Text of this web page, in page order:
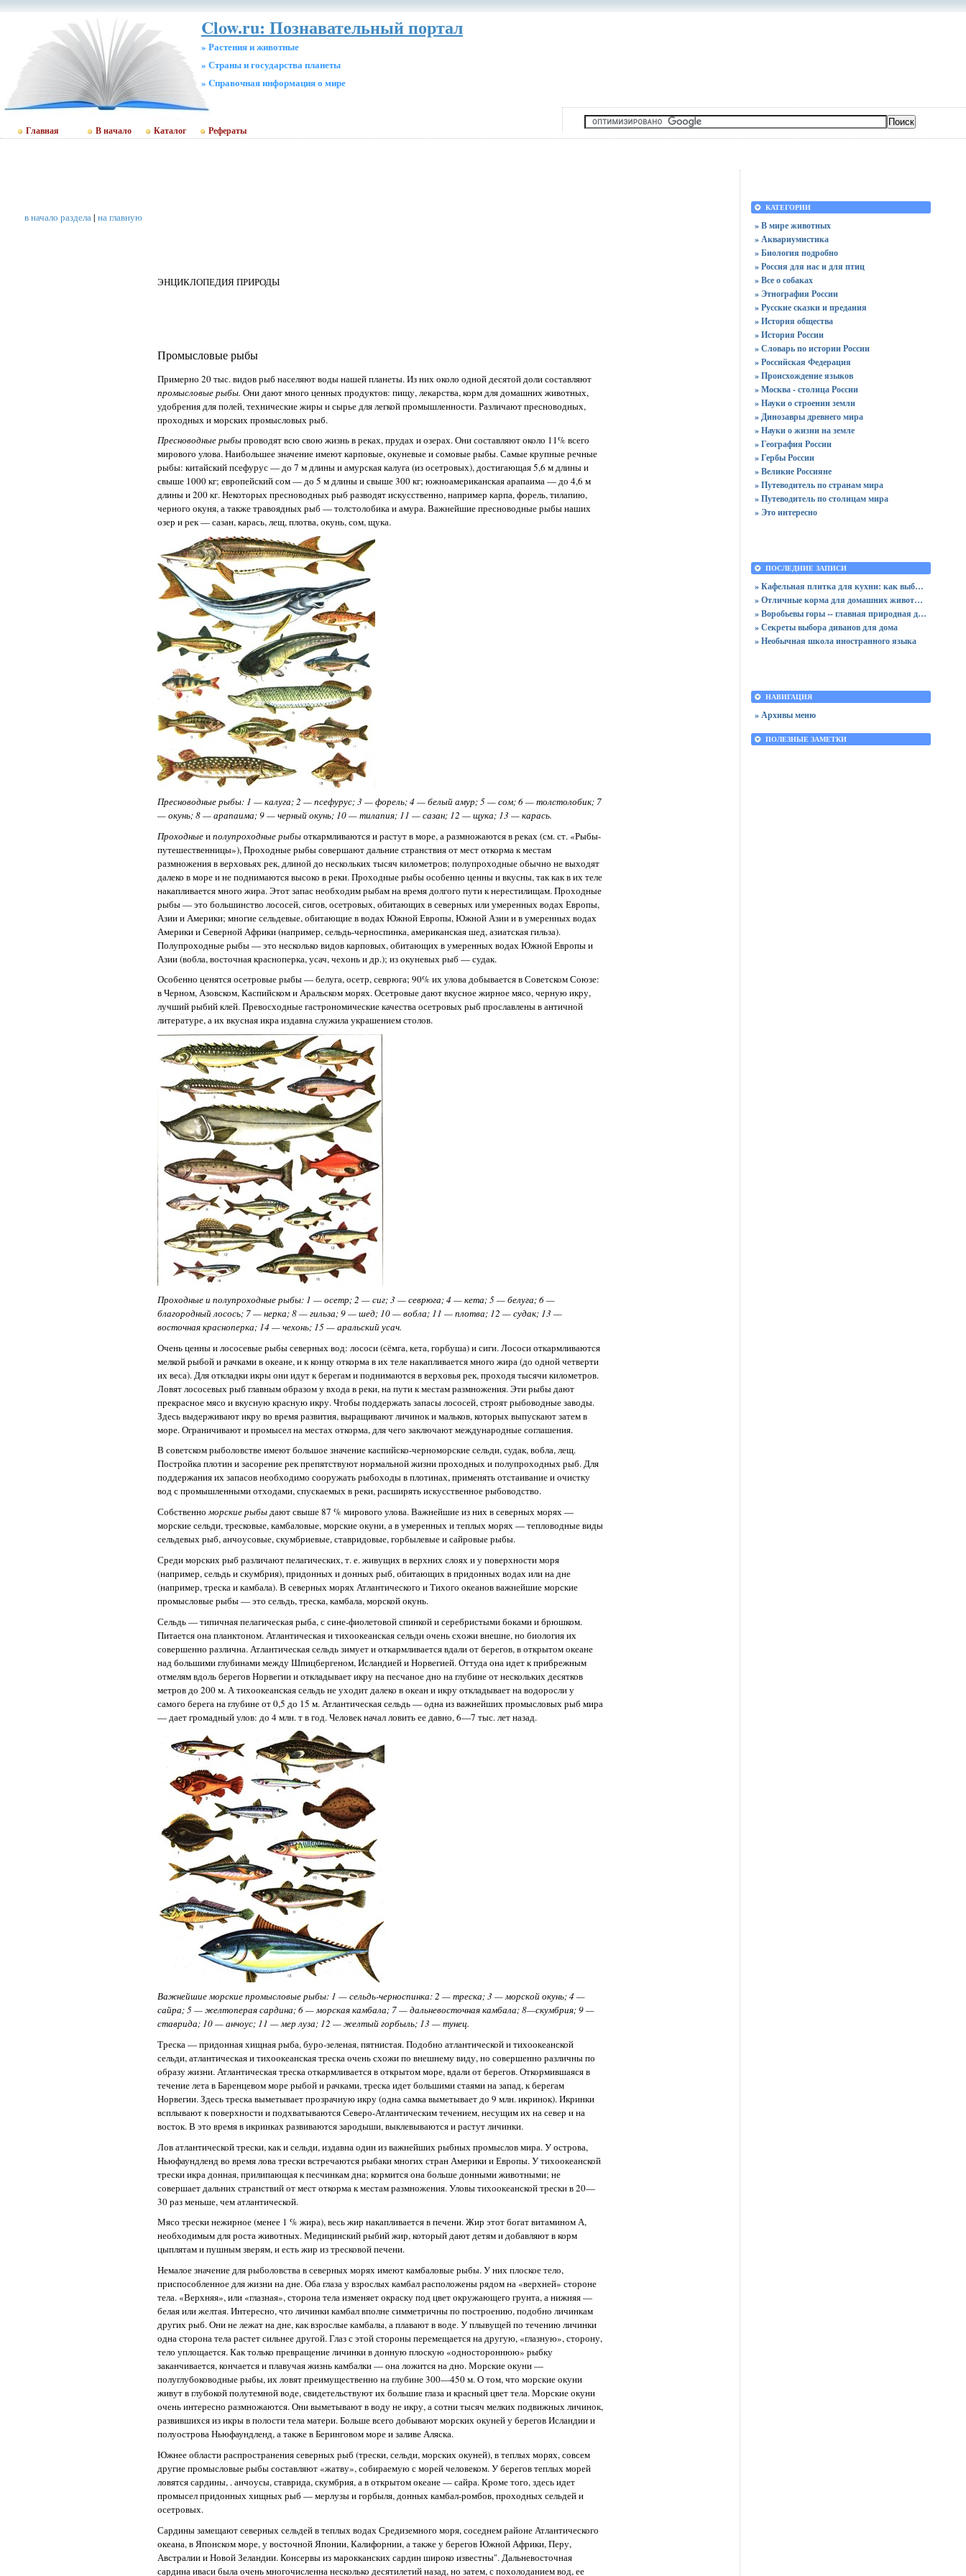
Clow.ru: Познавательный портал
» Растения и животные
» Страны и государства планеты
» Cправочная информация о мире
Главная В начало Каталог Рефераты
в начало раздела| на главную
ЭНЦИКЛОПЕДИЯ ПРИРОДЫ
Промысловые рыбы
Примерно 20 тыс. видов рыб населяют воды нашей планеты. Из них около одной десятой доли составляют
промысловые рыбы. Они дают много ценных продуктов: пищу, лекарства, корм для домашних животных,
удобрения для полей, технические жиры и сырье для легкой промышленности. Различают пресноводных,
проходных и морских промысловых рыб.
Пресноводные рыбыпроводят всю свою жизнь в реках, прудах и озерах. Они составляют около 11% всего
мирового улова. Наибольшее значение имеют карповые, окуневые и сомовые рыбы. Самые крупные речные
рыбы: китайский псефурус — до 7 м длины и амурская калуга (из осетровых), достигающая 5,6 м длины и
свыше 1000 кг; европейский сом — до 5 м длины и свыше 300 кг; южноамериканская арапаима — до 4,6 м
длины и 200 кг. Некоторых пресноводных рыб разводят искусственно, например карпа, форель, тилапию,
черного окуня, а также травоядных рыб — толстолобика и амура. Важнейшие пресноводные рыбы наших
озер и рек — сазан, карась, лещ, плотва, окунь, сом, щука.
Пресноводные рыбы: 1 — калуга; 2 — псефурус; 3 — форель; 4 — белый амур; 5 — сом; 6 — толстолобик; 7
— окунь; 8 — арапаима; 9 — черный окунь; 10 — тилапия; 11 — сазан; 12 — щука; 13 — карась.
Проходныеиполупроходные рыбыоткармливаются и растут в море, а размножаются в реках (см. ст. «Рыбы-
путешественницы»), Проходные рыбы совершают дальние странствия от мест откорма к местам
размножения в верховьях рек, длиной до нескольких тысяч километров; полупроходные обычно не выходят
далеко в море и не поднимаются высоко в реки. Проходные рыбы особенно ценны и вкусны, так как в их теле
накапливается много жира. Этот запас необходим рыбам на время долгого пути к нерестилищам. Проходные
рыбы — это большинство лососей, сигов, осетровых, обитающих в северных или умеренных водах Европы,
Азии и Америки; многие сельдевые, обитающие в водах Южной Европы, Южной Азии и в умеренных водах
Америки и Северной Африки (например, сельдь-черноспинка, американская шед, азиатская гильза).
Полупроходные рыбы — это несколько видов карповых, обитающих в умеренных водах Южной Европы и
Азии (вобла, восточная красноперка, усач, чехонь и др.); из окуневых рыб — судак.
Особенно ценятся осетровые рыбы — белуга, осетр, севрюга; 90% их улова добывается в Советском Союзе:
в Черном, Азовском, Каспийском и Аральском морях. Осетровые дают вкусное жирное мясо, черную икру,
лучший рыбий клей. Превосходные гастрономические качества осетровых рыб прославлены в античной
литературе, а их вкусная икра издавна служила украшением столов.
Проходные и полупроходные рыбы: 1 — осетр; 2 — сиг; 3 — севрюга; 4 — кета; 5 — белуга; 6 —
благородный лосось; 7 — нерка; 8 — гильза; 9 — шед; 10 — вобла; 11 — плотва; 12 — судак; 13 —
восточная красноперка; 14 — чехонь; 15 — аральский усач.
Очень ценны и лососевые рыбы северных вод: лососи (сёмга, кета, горбуша) и сиги. Лососи откармливаются
мелкой рыбой и рачками в океане, и к концу откорма в их теле накапливается много жира (до одной четверти
их веса). Для откладки икры они идут к берегам и поднимаются в верховья рек, проходя тысячи километров.
Ловят лососевых рыб главным образом у входа в реки, на пути к местам размножения. Эти рыбы дают
прекрасное мясо и вкусную красную икру. Чтобы поддержать запасы лососей, строят рыбоводные заводы.
Здесь выдерживают икру во время развития, выращивают личинок и мальков, которых выпускают затем в
море. Ограничивают и промысел на местах откорма, для чего заключают международные соглашения.
В советском рыболовстве имеют большое значение каспийско-черноморские сельди, судак, вобла, лещ.
Постройка плотин и засорение рек препятствуют нормальной жизни проходных и полупроходных рыб. Для
поддержания их запасов необходимо сооружать рыбоходы в плотинах, применять отстаивание и очистку
вод с промышленными отходами, спускаемых в реки, расширять искусственное рыбоводство.
Собственноморские рыбыдают свыше 87 % мирового улова. Важнейшие из них в северных морях —
морские сельди, тресковые, камбаловые, морские окуни, а в умеренных и теплых морях — тепловодные виды
сельдевых рыб, анчоусовые, скумбриевые, ставридовые, горбылевые и сайровые рыбы.
Среди морских рыб различают пелагических, т. е. живущих в верхних слоях и у поверхности моря
(например, сельдь и скумбрия), придонных и донных рыб, обитающих в придонных водах или на дне
(например, треска и камбала). В северных морях Атлантического и Тихого океанов важнейшие морские
промысловые рыбы — это сельдь, треска, камбала, морской окунь.
Сельдь — типичная пелагическая рыба, с сине-фиолетовой спинкой и серебристыми боками и брюшком.
Питается она планктоном. Атлантическая и тихоокеанская сельди очень схожи внешне, но биология их
совершенно различна. Атлантическая сельдь зимует и откармливается вдали от берегов, в открытом океане
над большими глубинами между Шпицбергеном, Исландией и Норвегией. Оттуда она идет к прибрежным
отмелям вдоль берегов Норвегии и откладывает икру на песчаное дно на глубине от нескольких десятков
метров до 200 м. А тихоокеанская сельдь не уходит далеко в океан и икру откладывает на водоросли у
самого берега на глубине от 0,5 до 15 м. Атлантическая сельдь — одна из важнейших промысловых рыб мира
— дает громадный улов: до 4 млн. т в год. Человек начал ловить ее давно, 6—7 тыс. лет назад.
Важнейшие морские промысловые рыбы: 1 — сельдь-черноспинка: 2 — треска; 3 — морской окунь; 4 —
сайра; 5 — желтоперая сардина; 6 — морская камбала; 7 — дальневосточная камбала; 8—скумбрия; 9 —
ставрида; 10 — анчоус; 11 — мер луза; 12 — желтый горбыль; 13 — тунец.
Треска — придонная хищная рыба, буро-зеленая, пятнистая. Подобно атлантической и тихоокеанской
сельди, атлантическая и тихоокеанская треска очень схожи по внешнему виду, но совершенно различны по
образу жизни. Атлантическая треска откармливается в открытом море, вдали от берегов. Откормившаяся в
течение лета в Баренцевом море рыбой и рачками, треска идет большими стаями на запад, к берегам
Норвегии. Здесь треска выметывает прозрачную икру (одна самка выметывает до 9 млн. икринок). Икринки
всплывают к поверхности и подхватываются Северо-Атлантическим течением, несущим их на север и на
восток. В это время в икринках развиваются зародыши, выклевываются и растут личинки.
Лов атлантической трески, как и сельди, издавна один из важнейших рыбных промыслов мира. У острова,
Ньюфаундленд во время лова трески встречаются рыбаки многих стран Америки и Европы. У тихоокеанской
трески икра донная, прилипающая к песчинкам дна; кормится она больше донными животными; не
совершает дальних странствий от мест откорма к местам размножения. Уловы тихоокеанской трески в 20—
30 раз меньше, чем атлантической.
Мясо трески нежирное (менее 1 % жира), весь жир накапливается в печени. Жир этот богат витамином А,
необходимым для роста животных. Медицинский рыбий жир, который дают детям и добавляют в корм
цыплятам и пушным зверям, и есть жир из тресковой печени.
Немалое значение для рыболовства в северных морях имеют камбаловые рыбы. У них плоское тело,
приспособленное для жизни на дне. Оба глаза у взрослых камбал расположены рядом на «верхней» стороне
тела. «Верхняя», или «глазная», сторона тела изменяет окраску под цвет окружающего грунта, а нижняя —
белая или желтая. Интересно, что личинки камбал вполне симметричны по построению, подобно личинкам
других рыб. Они не лежат на дне, как взрослые камбалы, а плавают в воде. У плывущей по течению личинки
одна сторона тела растет сильнее другой. Глаз с этой стороны перемещается на другую, «глазную», сторону,
тело уплощается. Как только превращение личинки в донную плоскую «одностороннюю» рыбку
заканчивается, кончается и плавучая жизнь камбалки — она ложится на дно. Морские окуни —
полуглубоководные рыбы, их ловят преимущественно на глубине 300—450 м. О том, что морские окуни
живут в глубокой полутемной воде, свидетельствуют их большие глаза и красный цвет тела. Морские окуни
очень интересно размножаются. Они выметывают в воду не икру, а сотни тысяч мелких подвижных личинок,
развившихся из икры в полости тела матери. Больше всего добывают морских окуней у берегов Исландии и
полуострова Ньюфаундленд, а также в Беринговом море и заливе Аляска.
Южнее области распространения северных рыб (трески, сельди, морских окуней), в теплых морях, совсем
другие промысловые рыбы составляют «жатву», собираемую с морей человеком. У берегов теплых морей
ловятся сардины, . анчоусы, ставрида, скумбрия, а в открытом океане — сайра. Кроме того, здесь идет
промысел придонных хищных рыб — мерлузы и горбыля, донных камбал-ромбов, проходных сельдей и
осетровых.
Сардины замещают северных сельдей в теплых водах Средиземного моря, соседнем районе Атлантического
океана, в Японском море, у восточной Японии, Калифорнии, а также у берегов Южной Африки, Перу,
Австралии и Новой Зеландии. Консервы из марокканских сардин широко известны". Дальневосточная
сардина иваси была очень многочисленна несколько десятилетий назад, но затем, с похолоданием вод, ее
КАТЕГОРИИ
» В мире животных
» Аквариумистика
» Биология подробно
» Россия для нас и для птиц
» Все о собаках
» Этнография России
» Русские сказки и предания
» История общества
» История России
» Словарь по истории России
» Российская Федерация
» Происхождение языков
» Москва - столица России
» Науки о строении земли
» Динозавры древнего мира
» Науки о жизни на земле
» География России
» Гербы России
» Великие Россияне
» Путеводитель по странам мира
» Путеводитель по столицам мира
» Это интересно
ПОСЛЕДНИЕ ЗАПИСИ
» Кафельная плитка для кухни: как выбрать практичную отделку
» Отличные корма для домашних животных
» Воробьевы горы -- главная природная достопримечательность Москвы
» Секреты выбора диванов для дома
» Необычная школа иностранного языка
НАВИГАЦИЯ
» Архивы меню
ПОЛЕЗНЫЕ ЗАМЕТКИ